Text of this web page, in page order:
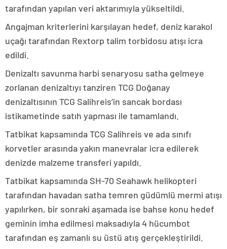
tarafından yapılan veri aktarımıyla yükseltildi.
Angajman kriterlerini karşılayan hedef, deniz karakol
uçağı tarafından Rextorp talim torbidosu atışı icra
edildi.
Denizaltı savunma harbi senaryosu satha gelmeye
zorlanan denizaltıyı tanziren TCG Doğanay
denizaltısının TCG Salihreis’in sancak bordası
istikametinde satıh yapması ile tamamlandı.
Tatbikat kapsamında TCG Salihreis ve ada sınıfı
korvetler arasında yakın manevralar icra edilerek
denizde malzeme transferi yapıldı.
Tatbikat kapsamında SH-70 Seahawk helikopteri
tarafından havadan satha temren güdümlü mermi atışı
yapılırken, bir sonraki aşamada ise bahse konu hedef
geminin imha edilmesi maksadıyla 4 hücumbot
tarafından eş zamanlı su üstü atış gerçekleştirildi.